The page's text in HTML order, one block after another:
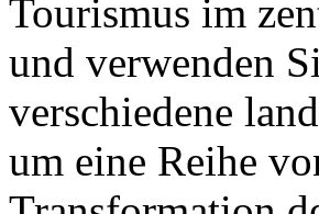
Tourismus im
und verwenden
verschiedene
um eine Reihe